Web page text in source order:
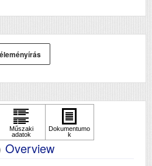
mátrix
hozzá 150 és 50 lapos
vágottlap-adagoló, traktor,
tekercspapír-tartó
Overview